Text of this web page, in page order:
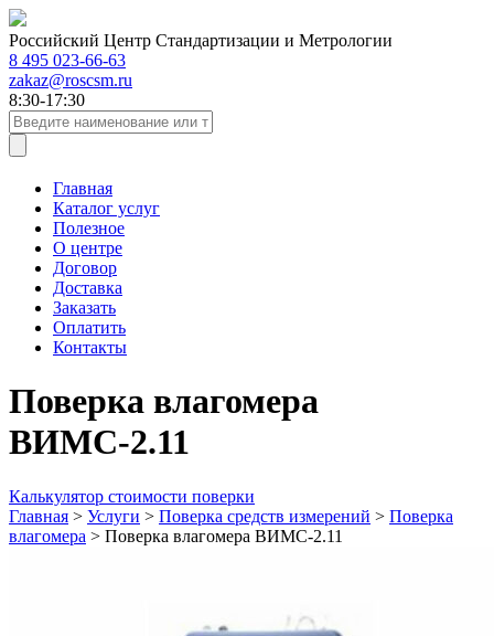
Российский Центр Стандартизации и Метрологии
8 495 023-66-63
zakaz@roscsm.ru
8:30-17:30
Главная
Каталог услуг
Полезное
О центре
Договор
Доставка
Заказать
Оплатить
Контакты
Поверка влагомера
ВИМС-2.11
Калькулятор стоимости поверки
Главная > Услуги > Поверка средств измерений > Поверка
влагомера > Поверка влагомера ВИМС-2.11